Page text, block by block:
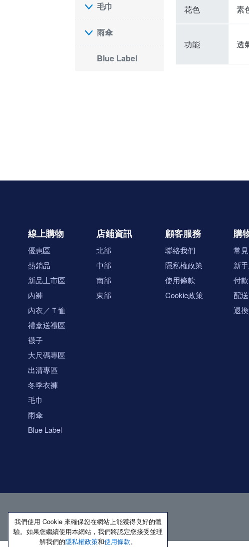
毛巾
雨傘
Blue Label
花色 素
功能 透
線上購物
優惠區
熱銷品
新品上市區
內褲
內衣／Ｔ恤
禮盒送禮區
襪子
大尺碼專區
出清專區
冬季衣褲
毛巾
雨傘
Blue Label
店鋪資訊
北部
中部
南部
東部
顧客服務
聯絡我們
隱私權政策
使用條款
Cookie政策
購
常
新
付
配
退
我們使用 Cookie 來確保您在網站上能獲得良好的體
驗。如果您繼續使用本網站，我們將認定您接受並理
解我們的隱私權政策和使用條款。